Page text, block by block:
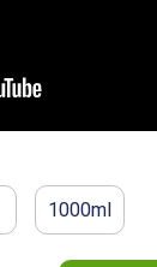
1000ml